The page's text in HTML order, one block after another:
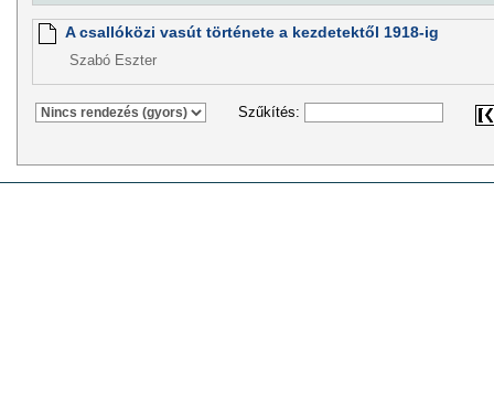
A csallóközi vasút története a kezdetektől 1918-ig
Szabó Eszter
Szűkítés: